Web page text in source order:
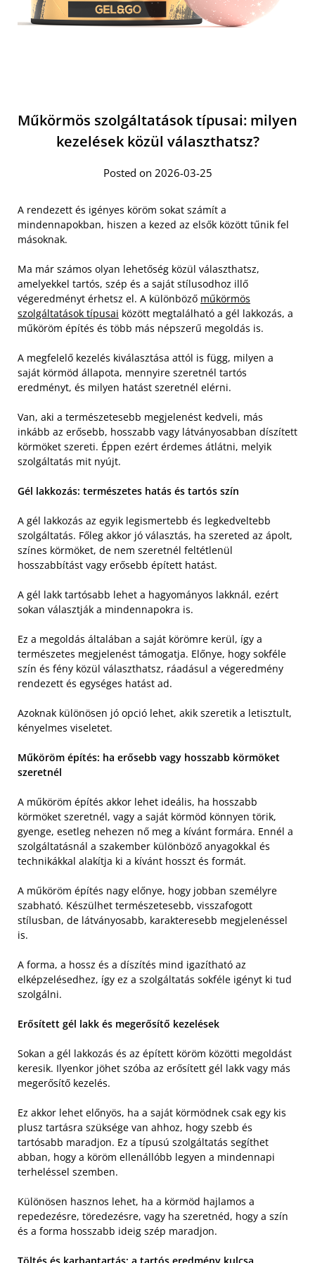
Műkörmös szolgáltatások típusai: milyen
kezelések közül választhatsz?
Posted on 2026-03-25
A rendezett és igényes köröm sokat számít a
mindennapokban, hiszen a kezed az elsők között tűnik fel
másoknak.
Ma már számos olyan lehetőség közül választhatsz,
amelyekkel tartós, szép és a saját stílusodhoz illő
végeredményt érhetsz el. A különböző műkörmös
szolgáltatások típusai között megtalálható a gél lakkozás, a
műköröm építés és több más népszerű megoldás is.
A megfelelő kezelés kiválasztása attól is függ, milyen a
saját körmöd állapota, mennyire szeretnél tartós
eredményt, és milyen hatást szeretnél elérni.
Van, aki a természetesebb megjelenést kedveli, más
inkább az erősebb, hosszabb vagy látványosabban díszített
körmöket szereti. Éppen ezért érdemes átlátni, melyik
szolgáltatás mit nyújt.
Gél lakkozás: természetes hatás és tartós szín
A gél lakkozás az egyik legismertebb és legkedveltebb
szolgáltatás. Főleg akkor jó választás, ha szereted az ápolt,
színes körmöket, de nem szeretnél feltétlenül
hosszabbítást vagy erősebb épített hatást.
A gél lakk tartósabb lehet a hagyományos lakknál, ezért
sokan választják a mindennapokra is.
Ez a megoldás általában a saját körömre kerül, így a
természetes megjelenést támogatja. Előnye, hogy sokféle
szín és fény közül választhatsz, ráadásul a végeredmény
rendezett és egységes hatást ad.
Azoknak különösen jó opció lehet, akik szeretik a letisztult,
kényelmes viseletet.
Műköröm építés: ha erősebb vagy hosszabb körmöket
szeretnél
A műköröm építés akkor lehet ideális, ha hosszabb
körmöket szeretnél, vagy a saját körmöd könnyen törik,
gyenge, esetleg nehezen nő meg a kívánt formára. Ennél a
szolgáltatásnál a szakember különböző anyagokkal és
technikákkal alakítja ki a kívánt hosszt és formát.
A műköröm építés nagy előnye, hogy jobban személyre
szabható. Készülhet természetesebb, visszafogott
stílusban, de látványosabb, karakteresebb megjelenéssel
is.
A forma, a hossz és a díszítés mind igazítható az
elképzelésedhez, így ez a szolgáltatás sokféle igényt ki tud
szolgálni.
Erősített gél lakk és megerősítő kezelések
Sokan a gél lakkozás és az épített köröm közötti megoldást
keresik. Ilyenkor jöhet szóba az erősített gél lakk vagy más
megerősítő kezelés.
Ez akkor lehet előnyös, ha a saját körmödnek csak egy kis
plusz tartásra szüksége van ahhoz, hogy szebb és
tartósabb maradjon. Ez a típusú szolgáltatás segíthet
abban, hogy a köröm ellenállóbb legyen a mindennapi
terheléssel szemben.
Különösen hasznos lehet, ha a körmöd hajlamos a
repedezésre, töredezésre, vagy ha szeretnéd, hogy a szín
és a forma hosszabb ideig szép maradjon.